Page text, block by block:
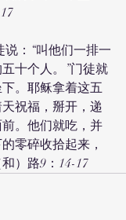
“叫他们一排一
十个人。”门徒就
。耶稣拿着这五
祝福，掰开，递
。他们就吃，并
零碎收拾起来，
）路9：14-17